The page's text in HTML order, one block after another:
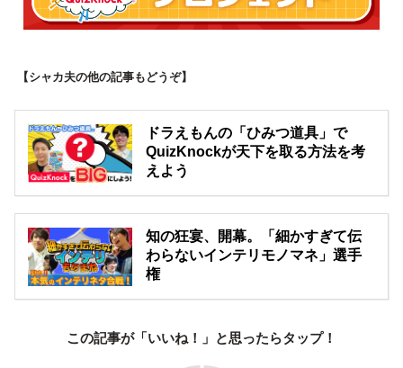
【シャカ夫の他の記事もどうぞ】
ドラえもんの「ひみつ道具」で
QuizKnockが天下を取る方法を考
えよう
知の狂宴、開幕。「細かすぎて伝
わらないインテリモノマネ」選手
権
この記事が「いいね！」と思ったらタップ！